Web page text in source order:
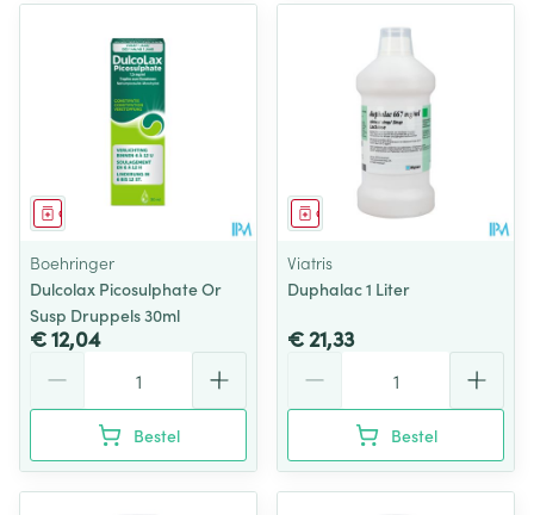
Geneesmiddel
Boehringer
Dulcolax Picosulphate Or
Susp Druppels 30ml
€ 12,04
Bestel
Geneesmiddel
Viatris
Duphalac 1 Liter
€ 21,33
Bestel